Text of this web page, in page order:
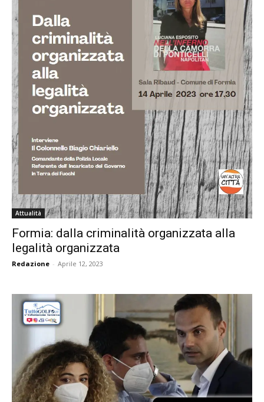
Attualità
Formia: dalla criminalità organizzata alla
legalità organizzata
Redazione - Aprile 12, 2023